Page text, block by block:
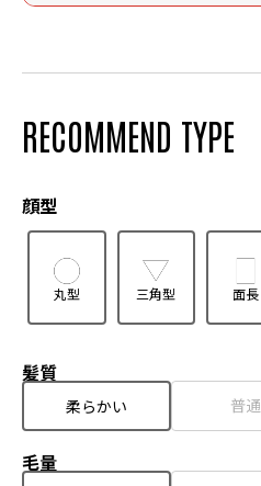
RECOMMEND TYPE
顔型
丸型 三角型 面長
髪質
柔らかい 普通
毛量